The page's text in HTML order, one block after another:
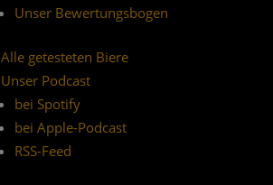
Unser Bewertungsbogen
Alle getesteten Biere
Unser Podcast
bei Spotify
bei Apple-Podcast
RSS-Feed